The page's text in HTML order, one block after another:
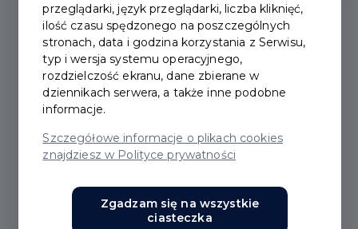
2024-01-25
BUDOWA ULICY
STRZELECKIEGO W
PRUSZCZU GDAŃSKIM -
ZAWARTO UMOWĘ
przeglądarki, język przeglądarki, liczba kliknięć,
ilość czasu spędzonego na poszczególnych
stronach, data i godzina korzystania z Serwisu,
typ i wersja systemu operacyjnego,
rozdzielczość ekranu, dane zbierane w
dziennikach serwera, a także inne podobne
informacje.
Szczegółowe informacje o plikach cookies
znajdziesz w Polityce prywatności
Zgadzam się na wszystkie
ciasteczka